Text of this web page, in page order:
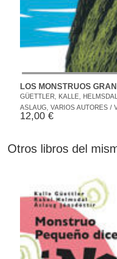
LOS MONSTRUOS
GÜETTLER, KALLE,
ASLAUG, VARIOS AUTORES /
12,00 €
Otros libros del